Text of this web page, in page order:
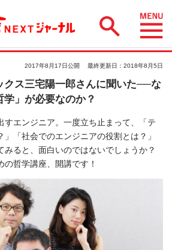
2017年8月17日公開 最終更新日：2018年8月5日
クス三宅陽一郎さんに聞いた──な
」が必要なのか？
すエンジニア。一度立ち止まって、「テ
「社会でのエンジニアの役割とは？」
みると、面白いのではないでしょうか？
哲学講座、開講です！